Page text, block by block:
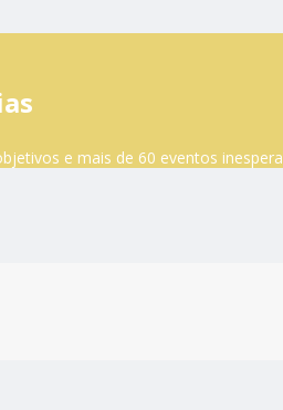
e mais de 60 eventos